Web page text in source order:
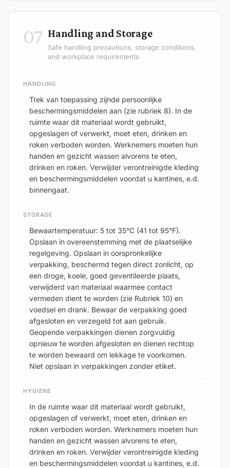
07 Handling and Storage
Safe handling precautions, storage conditions,
and workplace requirements
HANDLING
Trek van toepassing zijnde persoonlijke
beschermingsmiddelen aan (zie rubriek 8). In de
ruimte waar dit materiaal wordt gebruikt,
opgeslagen of verwerkt, moet eten, drinken en
roken verboden worden. Werknemers moeten hun
handen en gezicht wassen alvorens te eten,
drinken en roken. Verwijder verontreinigde kleding
en beschermingsmiddelen voordat u kantines, e.d.
binnengaat.
STORAGE
Bewaartemperatuur: 5 tot 35°C (41 tot 95°F).
Opslaan in overeenstemming met de plaatselijke
regelgeving. Opslaan in oorspronkelijke
verpakking, beschermd tegen direct zonlicht, op
een droge, koele, goed geventileerde plaats,
verwijderd van materiaal waarmee contact
vermeden dient te worden (zie Rubriek 10) en
voedsel en drank. Bewaar de verpakking goed
afgesloten en verzegeld tot aan gebruik.
Geopende verpakkingen dienen zorgvuldig
opnieuw te worden afgesloten en dienen rechtop
te worden bewaard om lekkage te voorkomen.
Niet opslaan in verpakkingen zonder etiket.
HYGIENE
In de ruimte waar dit materiaal wordt gebruikt,
opgeslagen of verwerkt, moet eten, drinken en
roken verboden worden. Werknemers moeten hun
handen en gezicht wassen alvorens te eten,
drinken en roken. Verwijder verontreinigde kleding
en beschermingsmiddelen voordat u kantines, e.d.